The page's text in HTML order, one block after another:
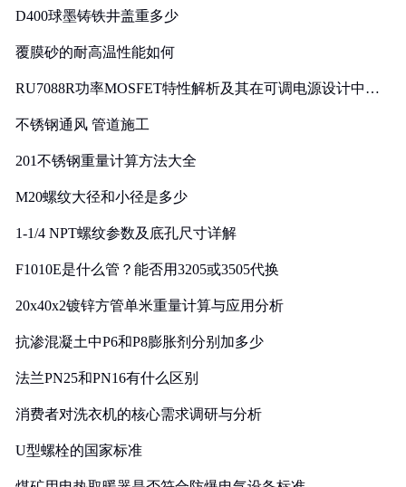
D400球墨铸铁井盖重多少
覆膜砂的耐高温性能如何
RU7088R功率MOSFET特性解析及其在可调电源设计中的
不锈钢通风 管道施工
201不锈钢重量计算方法大全
M20螺纹大径和小径是多少
1-1/4 NPT螺纹参数及底孔尺寸详解
F1010E是什么管？能否用3205或3505代换
20x40x2镀锌方管单米重量计算与应用分析
抗渗混凝土中P6和P8膨胀剂分别加多少
法兰PN25和PN16有什么区别
消费者对洗衣机的核心需求调研与分析
U型螺栓的国家标准